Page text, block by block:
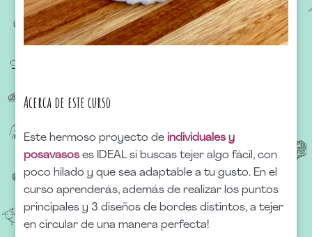
Acerca de este curso
Este hermoso proyecto de individuales y
posavasoses IDEAL si buscas tejer algo fácil, con
poco hilado y que sea adaptable a tu gusto. En el
curso aprenderás, además de realizar los puntos
principales y 3 diseños de bordes distintos, a tejer
en circular de una manera perfecta!